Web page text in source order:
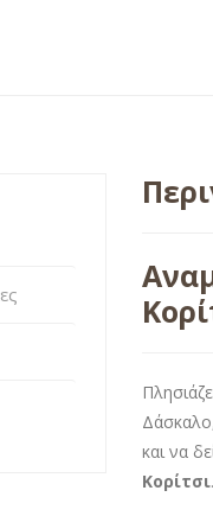
και να
Κορίτσι